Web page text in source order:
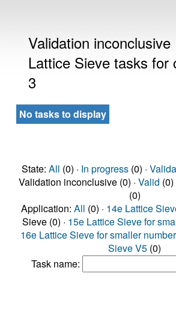
Validation inconclusive
Lattice Sieve tasks for
3
No tasks to display
State: All (0) · In progress(0) ·
Validation inconclusive (0) · Valid (0)
(0)
Application: All (0) · 14e Lattice
Sieve (0) · 15e Lattice Sieve for
16e Lattice Sieve for smaller
Sieve V5 (0)
Task name: